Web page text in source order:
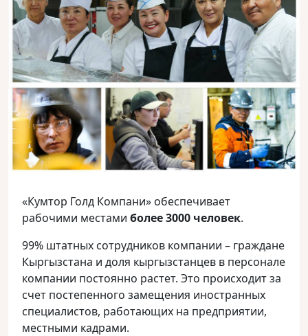
«Кумтор Голд Компани» обеспечивает
рабочими местами более 3000 человек.
99% штатных сотрудников компании – граждане
Кыргызстана и доля кыргызстанцев в персонале
компании постоянно растет. Это происходит за
счет постепенного замещения иностранных
специалистов, работающих на предприятии,
местными кадрами.